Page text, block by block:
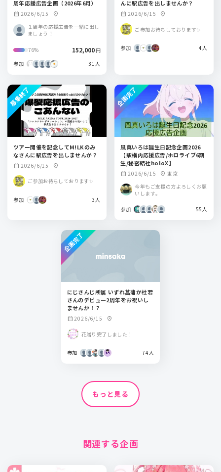
周年応援広告企画（2026年6月）
calendar_month 2026/6/15 location_on
１周年の応援広告を一緒に出し
ましょう！
76% 152,000円
参加
31人
んに駅広告を出しませんか？
calendar_month 2026/6/15 location_on
ご参加お待ちしております✨
参加 4人
ツアー開催を記念してM!LKのみ
なさんに駅広告を出しませんか？
calendar_month 2026/6/15 location_on
ご参加お待ちしております✨
参加 3人
募集終了
風真いろは誕生日記念企画2026
【駅構内応援広告/ホロライブ6期
生/秘密結社holoX】
calendar_month 2026/6/15 location_on 東京
今年もご支援の方よろしくお願
いします。
参加 55人
企画完了
にじさんじ所属 いずれ菖蒲か杜若
さんのデビュー2周年をお祝いし
ませんか！？
calendar_month 2026/6/15 location_on
花贈り完了しました！
参加 74人
企画完了
もっと見る
関連する企画